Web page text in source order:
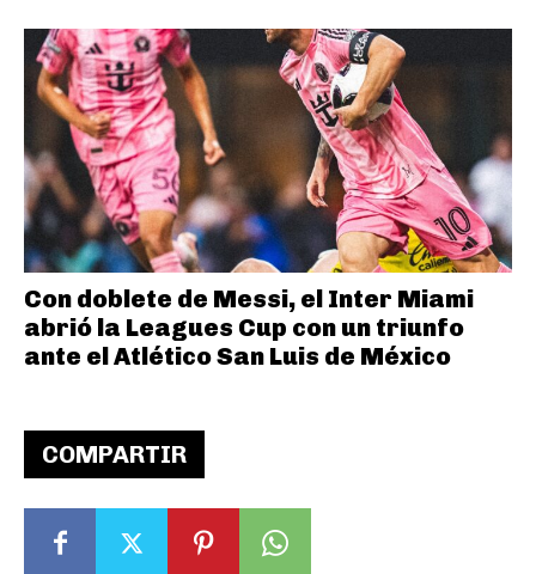
COMPARTIR
Con doblete de Messi, el Inter Miami
abrió la Leagues Cup con un triunfo
ante el Atlético San Luis de México